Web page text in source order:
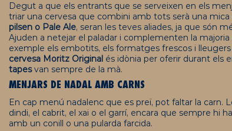
Degut a que els entrants que se serveixen en els
triar una cervesa que combini amb tots serà una
pilsen o Pale Ale, seran les teves aliades, ja que són
Ajuden a netejar el paladar i complementen la
exemple els embotits, els formatges frescos i
cervesa Moritz Original és idònia per oferir durant els
tapesvan sempre de la mà.
MENJARS DE NADAL AMB CARNS
En cap menú nadalenc que es preï, pot faltar la carn.
dindi, el cabrit, el xai o el garrí, encara que sempre hi
amb un conill o una pularda farcida.